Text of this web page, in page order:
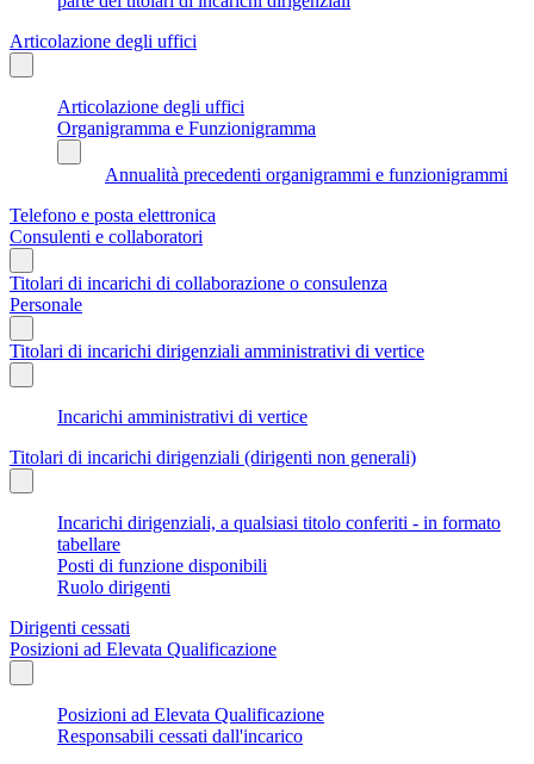
Articolazione degli uffici
Articolazione degli uffici
Organigramma e Funzionigramma
Annualità precedenti organigrammi e funzionigrammi
Telefono e posta elettronica
Consulenti e collaboratori
Titolari di incarichi di collaborazione o consulenza
Personale
Titolari di incarichi dirigenziali amministrativi di vertice
Incarichi amministrativi di vertice
Titolari di incarichi dirigenziali (dirigenti non generali)
Incarichi dirigenziali, a qualsiasi titolo conferiti - in formato
tabellare
Posti di funzione disponibili
Ruolo dirigenti
Dirigenti cessati
Posizioni ad Elevata Qualificazione
Posizioni ad Elevata Qualificazione
Responsabili cessati dall'incarico